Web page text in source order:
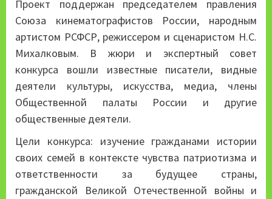
Проект поддержан председателем правления
Союза кинематографистов России, народным
артистом РСФСР, режиссером и сценаристом Н.С.
Михалковым. В жюри и экспертный совет
конкурса вошли известные писатели, видные
деятели культуры, искусства, медиа, члены
Общественной палаты России и другие
общественные деятели.
Цели конкурса: изучение гражданами истории
своих семей в контексте чувства патриотизма и
ответственности за будущее страны,
гражданской Великой Отечественной войны и